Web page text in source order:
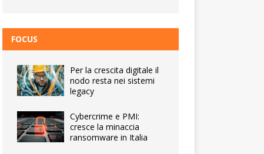
FOCUS
Per la crescita digitale il
nodo resta nei sistemi
legacy
Cybercrime e PMI:
cresce la minaccia
ransomware in Italia